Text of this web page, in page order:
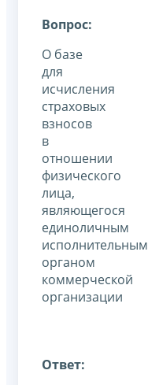
Вопрос:
О базе
для
исчисления
страховых
взносов
в
отношении
физического
лица,
являющегося
единоличным
исполнительным
органом
коммерческой
организации
Ответ: